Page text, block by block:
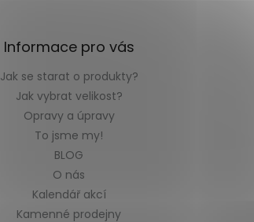
Informace pro vás
Jak se starat o produkty?
Jak vybrat velikost?
Opravy a úpravy
To jsme my!
BLOG
O nás
Kalendář akcí
Kamenné prodejny